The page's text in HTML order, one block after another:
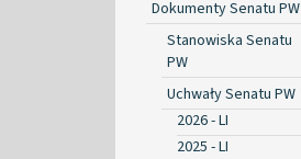
Dokumenty Senatu PW
Stanowiska Senatu
PW
Uchwały Senatu PW
2026 - LI
2025 - LI